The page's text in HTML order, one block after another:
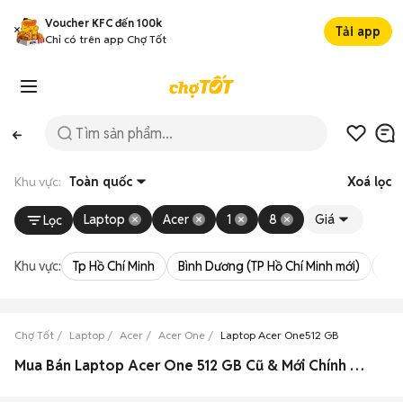
Voucher KFC đến 100k
Chỉ có trên app Chợ Tốt
Tải app
Khu vực: Toàn quốc Xoá lọc
Lọc Laptop Acer 1 8 Giá
Khu vực: Tp Hồ Chí Minh Bình Dương (TP Hồ Chí Minh mới)
Chợ Tốt Laptop Acer Acer One Laptop Acer One512 GB
Mua Bán Laptop Acer One 512 GB Cũ & Mới Chính Hãng Giá Rẻ